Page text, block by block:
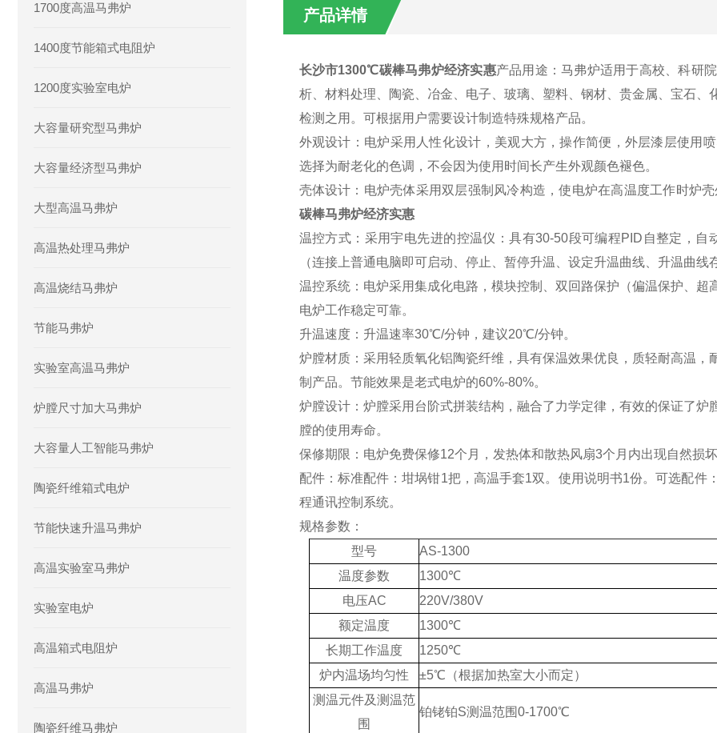
1700度高温马弗炉
1400度节能箱式电阻炉
1200度实验室电炉
大容量研究型马弗炉
大容量经济型马弗炉
大型高温马弗炉
高温热处理马弗炉
高温烧结马弗炉
节能马弗炉
实验室高温马弗炉
炉膛尺寸加大马弗炉
大容量人工智能马弗炉
陶瓷纤维箱式电炉
节能快速升温马弗炉
高温实验室马弗炉
实验室电炉
高温箱式电阻炉
高温马弗炉
陶瓷纤维马弗炉
产品详情
长沙市1300℃碳棒马弗炉经济实惠产品用途：马弗炉适用于高校、科研
析、材料处理、
陶瓷 冶金 电子 玻璃、塑料、钢材、贵金属、宝石、
检测之用。可根据用户需要设计制造特殊规格产品。
外观设计 ： 电炉采用人性化设计，美观大方，操作简便，外层漆层使用
选择为耐老化的色调，不会因为使用时间长产生外观颜色褪色。
壳体设计 ： 电炉壳体采用双层强制风冷构造，使电炉在高温度工作时炉
碳棒马弗炉经济实惠
温控方式 ： 采用宇电先进的控温仪：具有30-50段可编程PID自整定，
（连接上普通电脑即可启动、停止、暂停升温、设定升温曲线、升温曲线
温控系统： 电炉采用集成化电路，模块控制、双回路保护（偏温保护、
电炉工作稳定可靠。
升温速度： 升温速率30℃/分钟，建议20℃/分钟。
炉膛材质： 采用轻质氧化铝陶瓷纤维，具有保温效果优良，质轻耐高温
制产品。节能效果是老式电炉的60%-80%。
炉膛设计： 炉膛采用台阶式拼装结构，融合了力学定律，有效的保证了
膛的使用寿命。
保修期限 ： 电炉免费保修12个月，发热体和散热风扇3个月内出现自然损
配件： 标准配件：坩埚钳1把，高温手套1双。使用说明书1份。可选配件
程通讯控制系统。
规格参数：
型号
AS-1300
温度参数
1300℃
电压AC
220V/380V
额定温度
1300℃
长期工作温度
1250℃
炉内温场均匀性
±5℃（根据加热室大小而定）
测温元件及测温范
围
铂铑铂S测温范围0-1700℃